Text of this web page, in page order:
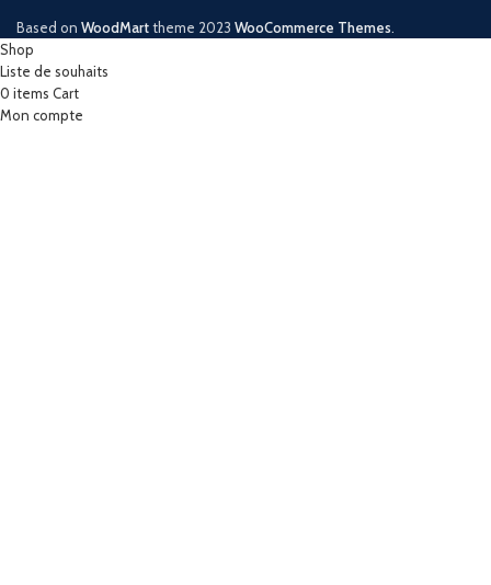
Based on WoodMarttheme 2023 WooCommerce Themes.
Shop
Liste de souhaits
0 items Cart
Mon compte